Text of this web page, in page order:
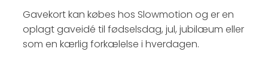
Gavekort kan købes hos Slowmotion og er en
oplagt gaveidé til fødselsdag, jul, jubilæum eller
som en kærlig forkælelse i hverdagen.